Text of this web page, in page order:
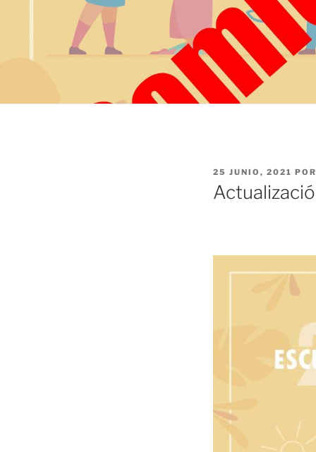
PUBLICADO
EL
25 JUNIO, 2021